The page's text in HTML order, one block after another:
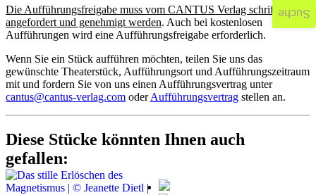
Die Aufführungsfreigabe muss vom CANTUS Verlag schriftlich
angefordert und genehmigt werden. Auch bei kostenlosen
Aufführungen wird eine Aufführungsfreigabe erforderlich.
Wenn Sie ein Stück aufführen möchten, teilen Sie uns das
gewünschte Theaterstück, Aufführungsort und Aufführungszeitraum
mit und fordern Sie von uns einen Aufführungsvertrag unter
cantus@cantus-verlag.com oderAufführungsvertrag stellen an.
Diese Stücke könnten Ihnen auch
gefallen:
Suche